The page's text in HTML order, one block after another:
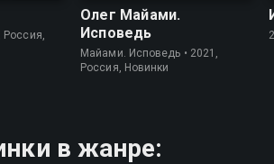
Россия,
Олег Майами.
Исповедь
Майами. Исповедь • 2021,
Россия, Новинки
в жанре: